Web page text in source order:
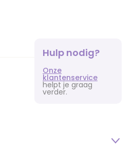
Hulp nodig?
Onze
klantenservice
helpt je graag
verder.